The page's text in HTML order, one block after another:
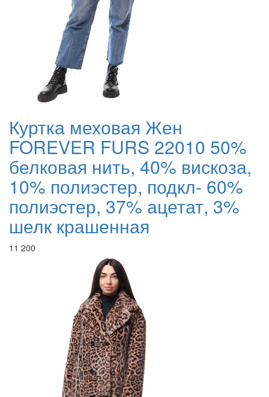
Куртка меховая Жен
FOREVER FURS 22010 50%
белковая нить, 40% вискоза,
10% полиэстер, подкл- 60%
полиэстер, 37% ацетат, 3%
шелк крашенная
11 200